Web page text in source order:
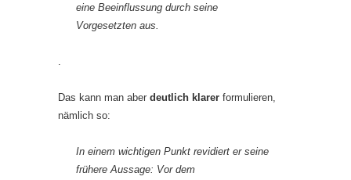
eine Beeinflussung durch seine
Vorgesetzten aus.
Das kann man aber deutlich klarer formulieren,
nämlich so:
In einem wichtigen Punkt revidiert er seine
frühere Aussage: Vor dem